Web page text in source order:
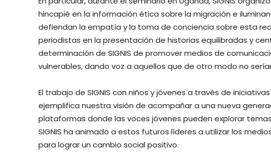
hincapié en la información ética sobre la migración e
defiendan la empatía y la toma de conciencia sobre esta
periodistas en la presentación de historias equilibradas y
determinación de SIGNIS de promover medios de
vulnerables, dando voz a aquellos que de otro modo no
El trabajo de SIGNIS con niños y jóvenes a través de
ejemplifica nuestra visión de acompañar a una nueva
plataformas donde las voces jóvenes pueden explorar
SIGNIS ha animado a estos futuros líderes a utilizar los
para lograr un cambio social positivo.